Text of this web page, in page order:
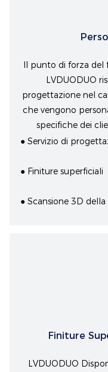
Il punto di forza
LVDUODUO
progettazione nel
che vengono
specifiche dei
● Servizio di
● Finiture superficiali
● Scansione 3D
Finiture
LVDUODUO